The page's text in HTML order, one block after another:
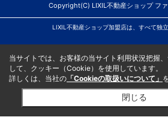
Copyright(C) LIXIL不動産ショップ フ
LIXIL不動産ショップ加盟店は、すべて独立
当サイトでは、お客様の当サイト利用状況把握
して、クッキー（Cookie）を使用しています。
詳しくは、当社の 「Cookieの取扱いについて」
閉じる